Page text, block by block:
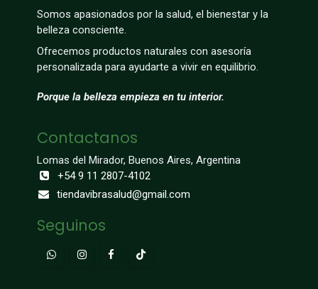
Somos apasionados por la salud, el bienestar y la
belleza consciente.
Ofrecemos productos naturales con asesoría
personalizada para ayudarte a vivir en equilibrio.
Porque la belleza empieza en tu interior.
Contactanos
Lomas del Mirador, Buenos Aires, Argentina
+54 9 11 2807-4102
tiendavibrasalud@gmail.com
Seguinos